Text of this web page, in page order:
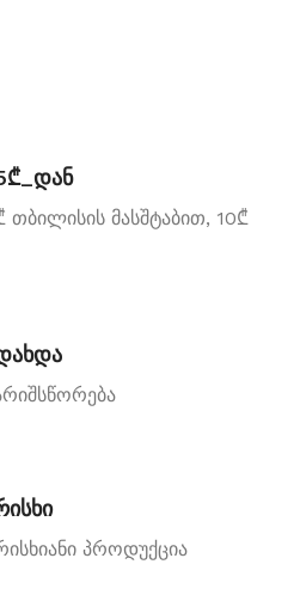
თბილისის მასშტაბით, 10₾
პროდუქცია